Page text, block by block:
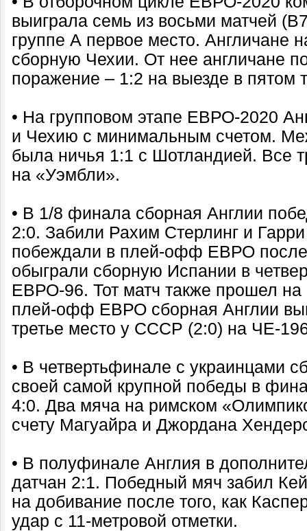
выиграла семь из восьми матчей
группе А первое место. Англичане
сборную Чехии. От нее англичане
поражение – 1:2 на выезде в пятом
• На групповом этапе ЕВРО-2020
и Чехию с минимальным счетом.
была ничья 1:1 с Шотландией. Все
на «Уэмбли».
• В 1/8 финала сборная Англии
2:0. Забили Рахим Стерлинг и
побеждали в плей-офф ЕВРО после
обыграли сборную Испании в
ЕВРО-96. Тот матч также прошел на
плей-офф ЕВРО сборная Англии
третье место у СССР (2:0) на ЧЕ-
• В четвертьфинале с украинцами
своей самой крупной победы в
4:0. Два мяча на римском
счету Магуайра и Джордана
• В полуфинале Англия в
датчан 2:1. Победный мяч забил
на добивание после того, как
удар с 11-метровой отметки.